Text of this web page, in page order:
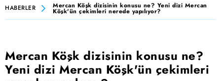
HABERLER Mercan Köşk dizisinin konusu ne? Yeni dizi Mercan
Köşk'ün çekimleri nerede yapılıyor?
Mercan Köşk dizisinin konusu ne?
Yeni dizi Mercan Köşk'ün çekimleri